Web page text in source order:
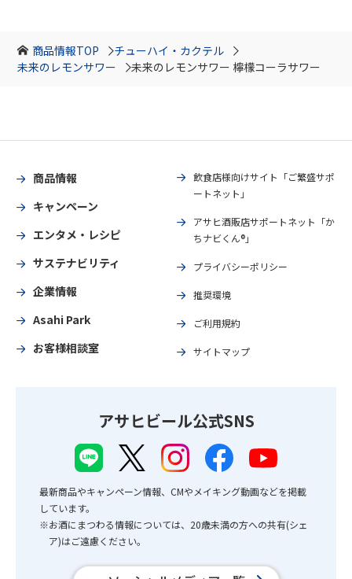
商品情報TOP
チューハイ・カクテル
未来のレモンサワー
未来のレモンサワー 檸檬コーラサワー
商品情報
キャンペーン
エンタメ・レシピ
サステナビリティ
企業情報
Asahi Park
お客様相談室
飲食店様向けサイト「ご繁盛サポ
ートネット」
アサヒ酒販店サポートネット「か
ちナビくん®」
プライバシーポリシー
推奨環境
ご利用規約
サイトマップ
アサヒビール公式SNS
最新商品やキャンペーン情報、CMやメイキング動画などを掲載
しています。
※お酒にまつわる情報については、20歳未満の方への共有(シェ
ア)はご遠慮ください。